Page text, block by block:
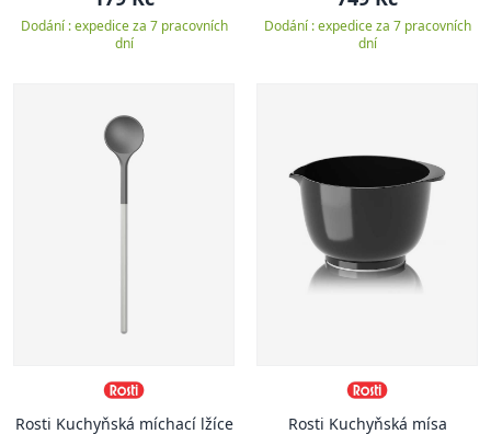
Dodání : expedice za 7 pracovních
dní
Dodání : expedice za 7 pracovních
dní
Rosti Kuchyňská míchací lžíce
Rosti Kuchyňská mísa